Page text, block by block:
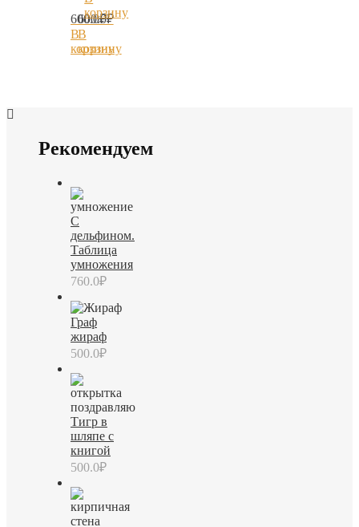
600.0₽
В
корзину
600.0₽
В
корзину
корзину
Рекомендуем
С
дельфином.
Таблица
умножения
760.0₽
Граф
жираф
500.0₽
Тигр в
шляпе с
книгой
500.0₽